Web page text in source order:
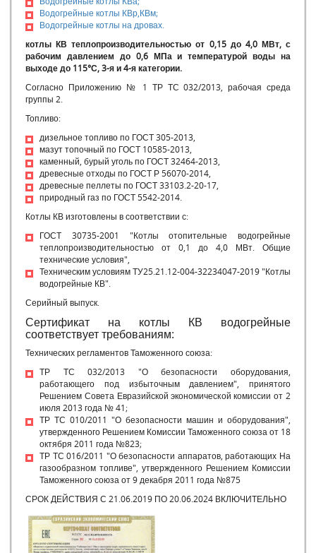
ООО КЗ «РОСЭНЕРГОПРОМ» принимал участие в выставке
СТРОЙСИБ-2010
Получено свидетельство ООО КЗ «РОСЭНЕРГОПРОМ» о
государственной регистрации программы
Выдан ПАТЕНТ ООО КЗ «РОСЭНЕРГОПРОМ» на
изобретение ТОПКА ВОДОГРЕЙНОГО КОТЛА
Выдан международный сертификат ISO 9001:2008 (ГОСТ Р
ИСО 9001-2008)
ООО КЗ «РОСЭНЕРГОПРОМ» получено разрешение
Выдан ПАТЕНТ ООО КЗ «РОСЭНЕРГОПРОМ» на
изобретение ВОДОГРЕЙНЫЙ КОТЕЛ
Выдан ПАТЕНТ ООО КЗ «РОСЭНЕРГОПРОМ» на
изобретение ВОДОГРЕЙНЫЙ ГАЗОВЫЙ КОТЕЛ
Состоялась выставка «Курган: Строительство. Энергетика.
НОВОЕ КАЧЕСТВО», г. Москва
Выставка «ЭНЕРГОСБЕРЕЖЕНИЕ. ОТОПЛЕНИЕ И
ВЕНТИЛЯЦИЯ», г. Челябинск
Золотая медаль на выставке Хакасии
Водогрейные котлы КВр,КВм;
Водогрейные котлы на дровах.
котлы КВ теплопроизводительностью от 0,15 до 4,0 МВт, с
рабочим давлением до 0,6 МПа и температурой воды на
выходе до 115°С, 3-я и 4-я категории.
Согласно Приложению № 1 ТР ТС 032/2013, рабочая среда
группы 2.
Топливо:
дизельное топливо по ГОСТ 305-2013,
мазут топочный по ГОСТ 10585-2013,
каменный, бурый уголь по ГОСТ 32464-2013,
древесные отходы по ГОСТ Р 56070-2014,
древесные пеллеты по ГОСТ 33103.2-20-17,
природный газ по ГОСТ 5542-2014.
Котлы КВ изготовлены в соответствии с:
ГОСТ 30735-2001 "Котлы отопительные водогрейные
теплопроизводительностью от 0,1 до 4,0 МВт. Общие
технические условия",
Техническим условиям ТУ25.21.12-004-32234047-2019 "Котлы
водогрейные КВ".
Серийный выпуск.
Сертификат на котлы КВ водогрейные
соответствует требованиям:
Технических регламентов Таможенного союза:
ТР ТС 032/2013 "О безопасности оборудования,
работающего под избыточным давлением", принятого
Решением Совета Евразийской экономической комиссии от 2
июля 2013 года № 41;
ТР ТС 010/2011 "О безопасности машин и оборудования",
утвержденного Решением Комиссии Таможенного союза от 18
октября 2011 года №823;
ТР ТС 016/2011 "О безопасности аппаратов, работающих На
газообразном топливе", утвержденного Решением Комиссии
Таможенного союза от 9 декабря 2011 года №875
СРОК ДЕЙСТВИЯ С 21.06.2019 ПО 20.06.2024 ВКЛЮЧИТЕЛЬНО